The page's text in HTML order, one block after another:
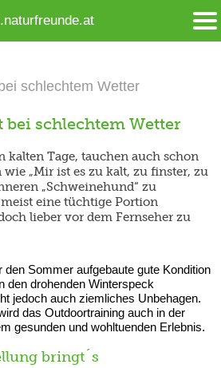
schlechtem Wetter
bei schlechtem Wetter
kalten Tage, tauchen auch schon
„Mir ist es zu kalt, zu finster, zu
„Schweinehund“ zu
eine tüchtige Portion
lieber vor dem Fernseher zu
den Sommer aufgebaute gute Kondition
den drohenden Winterspeck
jedoch auch ziemliches Unbehagen.
das Outdoortraining auch in der
gesunden und wohltuenden Erlebnis.
bringt´s